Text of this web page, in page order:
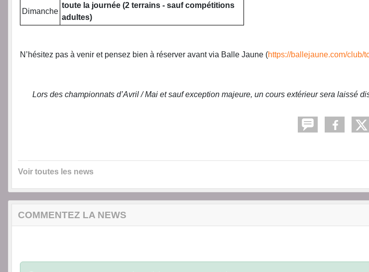
Dimanche
toute la journée (2 terrains - sauf compétitions
adultes)
N’hésitez pas à venir et pensez bien à réserver avant via Balle Jaune (https://ballejaune.com/club/
Lors des championnats d’Avril / Mai et sauf exception majeure, un cours extérieur sera laissé
Voir toutes les news
COMMENTEZ LA NEWS